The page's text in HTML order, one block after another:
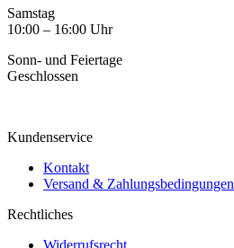
Samstag
10:00 – 16:00 Uhr
Sonn- und Feiertage
Geschlossen
Kundenservice
Kontakt
Versand & Zahlungsbedingungen
Rechtliches
Widerrufsrecht